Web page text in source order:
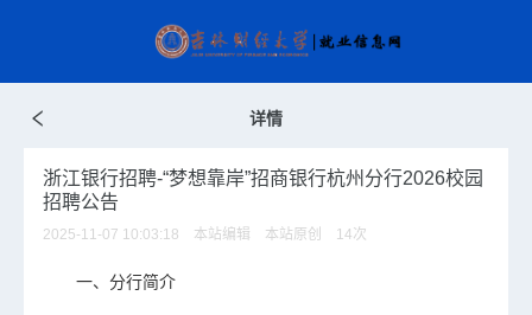
详情
浙江银行招聘-“梦想靠岸”招商银行杭州分行2026校园
招聘公告
2025-11-07 10:03:18 本站编辑 本站原创 14次
一、分行简介